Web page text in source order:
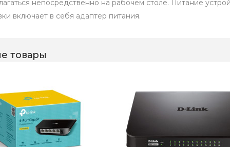
непосредственно на рабочем столе. Питание
включает в себя адаптер питания.
товары